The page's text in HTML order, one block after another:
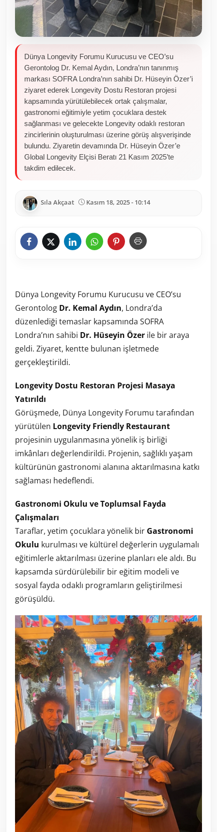
Dünya Longevity Forumu Kurucusu ve CEO’su
Gerontolog Dr. Kemal Aydın, Londra’nın tanınmış
markası SOFRA Londra’nın sahibi Dr. Hüseyin Özer’i
ziyaret ederek Longevity Dostu Restoran projesi
kapsamında yürütülebilecek ortak çalışmalar,
gastronomi eğitimiyle yetim çocuklara destek
sağlanması ve gelecekte Longevity odaklı restoran
zincirlerinin oluşturulması üzerine görüş alışverişinde
bulundu. Ziyaretin devamında Dr. Hüseyin Özer’e
Global Longevity Elçisi Beratı 21 Kasım 2025’te
takdim edilecek.
Sıla Akçaat Kasım 18, 2025 - 10:14
Dünya Longevity Forumu Kurucusu ve CEO’su
Gerontolog Dr. Kemal Aydın, Londra’da
düzenlediği temaslar kapsamında SOFRA
Londra’nın sahibi Dr. Hüseyin Özer ile bir araya
geldi. Ziyaret, kentte bulunan işletmede
gerçekleştirildi.
Longevity Dostu Restoran Projesi Masaya
Yatırıldı
Görüşmede, Dünya Longevity Forumu tarafından
yürütülen Longevity Friendly Restaurant
projesinin uygulanmasına yönelik iş birliği
imkânları değerlendirildi. Projenin, sağlıklı yaşam
kültürünün gastronomi alanına aktarılmasına katkı
sağlaması hedeflendi.
Gastronomi Okulu ve Toplumsal Fayda
Çalışmaları
Taraflar, yetim çocuklara yönelik bir Gastronomi
Okulu kurulması ve kültürel değerlerin uygulamalı
eğitimlerle aktarılması üzerine planları ele aldı. Bu
kapsamda sürdürülebilir bir eğitim modeli ve
sosyal fayda odaklı programların geliştirilmesi
görüşüldü.